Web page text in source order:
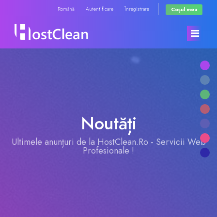
Română Autentificare Înregistrare Coșul meu
RadioHosting WHMSonic
Biblioteca de cunoștințe
Noutăți
Ultimele anunțuri de la HostClean.Ro - Servicii Web
Profesionale !